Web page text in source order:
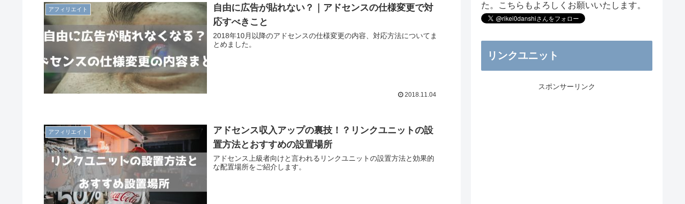
アフィリエイト
自由に広告が貼れない？｜アドセンスの仕様変更で対
応すべきこと
2018年10月以降のアドセンスの仕様変更の内容、対応方法についてま
とめました。
2018.11.04
アフィリエイト
アドセンス収入アップの裏技！？リンクユニットの設
置方法とおすすめの設置場所
アドセンス上級者向けと言われるリンクユニットの設置方法と効果的
な配置場所をご紹介します。
た。こちらもよろしくお願いいたします。
リンクユニット
スポンサーリンク